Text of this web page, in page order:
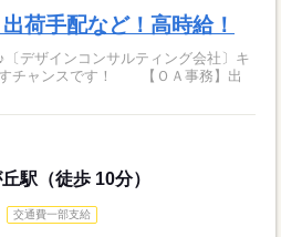
荷手配など！高時給！
デザインコンサルティング会社〕キ
すチャンスです！ 【ＯＡ事務】出
駅（徒歩 10分）
交通費一部支給